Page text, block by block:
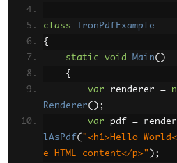
            fs
.Write
Bytes
}
class
IronPdfExample
{
static
void Main()
{
var renderer =
Renderer();
var pdf =
lAsPdf( "<h1>Hello
e HTML content</p>" );